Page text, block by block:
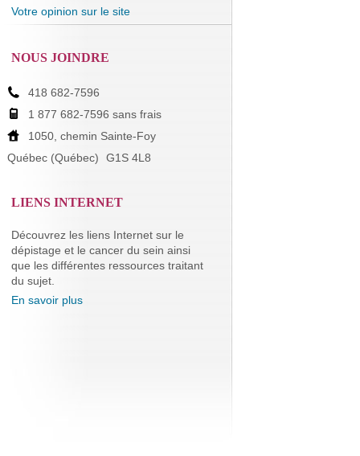
Votre opinion sur le site
NOUS JOINDRE
418 682-7596
1 877 682-7596 sans frais
1050, chemin Sainte-Foy
Québec (Québec)
G1S 4L8
LIENS INTERNET
Découvrez les liens Internet sur le
dépistage et le cancer du sein ainsi
que les différentes ressources traitant
du sujet.
En savoir plus